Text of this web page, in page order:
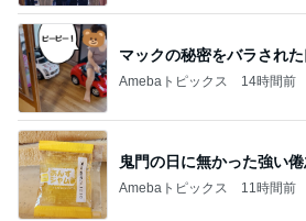
マックの秘密をバラされ
Amebaトピックス 14時間前
鬼門の日に無かった強い
Amebaトピックス 11時間前